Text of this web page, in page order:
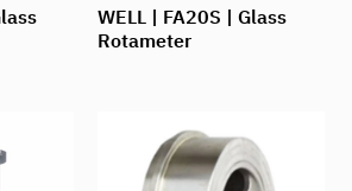
WELL | FA20S | Glass
Rotameter